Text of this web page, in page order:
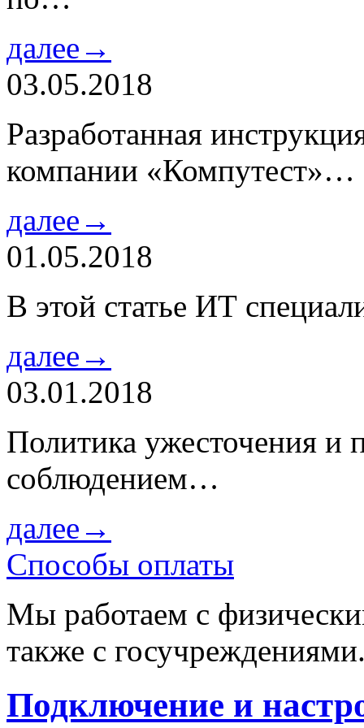
далее→
03.05.2018
Разработанная
компании «Компутест»…
далее→
01.05.2018
В этой статье ИТ
далее→
03.01.2018
Политика ужесточения и
соблюдением…
далее→
Способы оплаты
Мы работаем с
также с
Подключение и